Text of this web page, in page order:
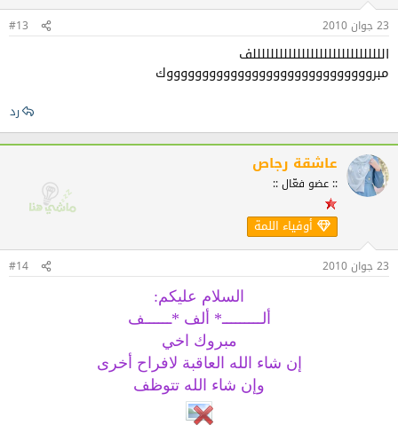
23 جوان 2010 #13
اللللللللللللللللللللللللللللللف
مبروووووووووووووووووووووووووووووك
رد
عاشقة رجاص
:: عضو فعّال ::
أوفياء اللمة
23 جوان 2010 #14
السلام عليكم:
ألـــــــــ* ألف *ــــــف
مبروك اخي
إن شاء الله العاقبة لافراح أخرى
وإن شاء الله تتوظف